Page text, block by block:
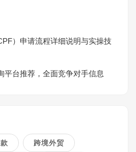
）申请流程详细说明与实操技
平台推荐，全面竞争对手信息
跨境外贸